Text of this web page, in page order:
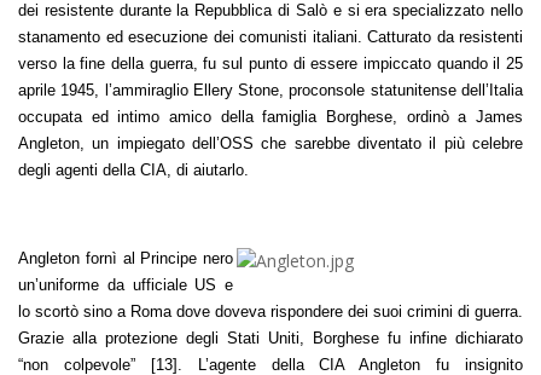
dei resistente durante la Repubblica di Salò e si era specializzato nello
stanamento ed esecuzione dei comunisti italiani. Catturato da resistenti
verso la fine della guerra, fu sul punto di essere impiccato quando il 25
aprile 1945, l’ammiraglio Ellery Stone, proconsole statunitense dell’Italia
occupata ed intimo amico della famiglia Borghese, ordinò a James
Angleton, un impiegato dell’OSS che sarebbe diventato il più celebre
degli agenti della CIA, di aiutarlo.
Angleton fornì al Principe nero
un’uniforme da ufficiale US e
lo scortò sino a Roma dove doveva rispondere dei suoi crimini di guerra.
Grazie alla protezione degli Stati Uniti, Borghese fu infine dichiarato
“non colpevole” [13]. L’agente della CIA Angleton fu insignito